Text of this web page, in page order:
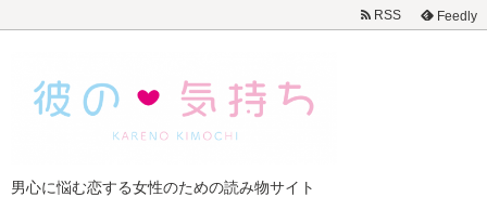
男心に悩む恋する女性のための読み物サイト
RSS Feedly